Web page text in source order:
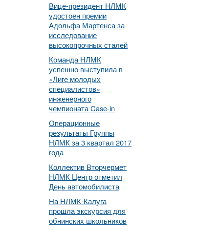
Вице-президент НЛМК
удостоен премии
Адольфа Мартенса за
исследование
высокопрочных сталей
Команда НЛМК
успешно выступила в
«Лиге молодых
специалистов»
инженерного
чемпионата Case-in
Операционные
результаты Группы
НЛМК за 3 квартал 2017
года
Коллектив Вторчермет
НЛМК Центр отметил
День автомобилиста
На НЛМК-Калуга
прошла экскурсия для
обнинских школьников